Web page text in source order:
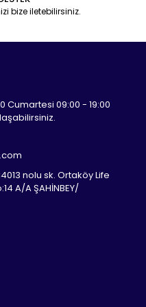
bize iletebilirsiniz.
Cumartesi 09:00 - 19:00
nolu sk. Ortaköy Life
A/A ŞAHİNBEY/